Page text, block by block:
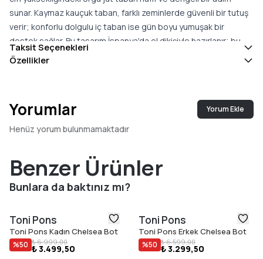
sunar. Kaymaz kauçuk taban, farklı zeminlerde güvenli bir tutuş
verir; konforlu dolgulu iç taban ise gün boyu yumuşak bir
destek sağlar. Bu tasarım İspanya'da el dikişiyle hazırlanır; bu
zanaatkâr üretim modele dayanıklı ve özenli bir karakter katar.
bir yelpazede yer bulur ve eşleştirilmesi pratiktir. Bu model
gerçek bedene uyar; iki beden arasında kaldığınızda büyük
olanı tercih etmeniz önerilir. Konfor, hafiflik ve klasik bir tasarımı
seçeneği oluşturur; ayarlanabilir bandı sayesinde gün boyu
güvenli ve rahat bir kullanım sunar.
Öne Çıkan Özellikler
Örgü jüt taban (1,5 cm)
Kaymaz kauçuk dış taban
Dolgulu iç taban
Taksit Seçenekleri
Özellikler
Yorumlar Yorum Ekle
Henüz yorum bulunmamaktadır
Benzer Ürünler
Bunlara da baktınız mı?
Toni Pons
Toni Pons Kadın Chelsea Bot
%50 ₺ 6.999,00
₺ 3.499,50
Toni Pons
Toni Pons Erkek Chelsea Bot
%50 ₺ 6.599,00
₺ 3.299,50